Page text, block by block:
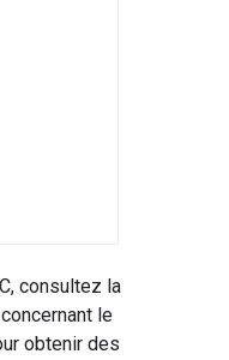
consultez la
le
obtenir des